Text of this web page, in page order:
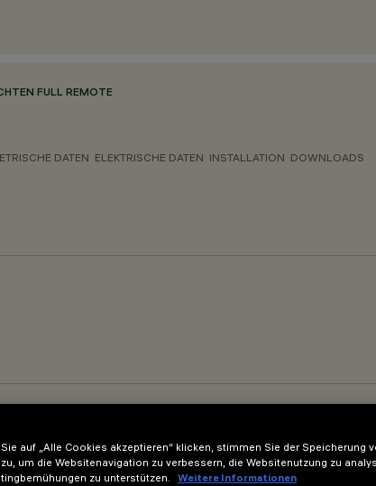
FULL REMOTE
DATEN ELEKTRISCHE DATEN INSTALLATION DOWNLOADS
- Wide Flood-Optik
Sie auf „Alle Cookies akzeptieren“ klicken, stimmen Sie der Speicherung
um die Websitenavigation zu verbessern, die Websitenutzung zu
zu unterstützen.
Weitere Informationen